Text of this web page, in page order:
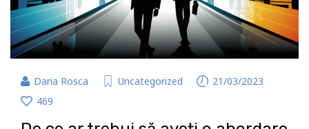
Daria Rosca Uncategorized
21/03/2023
469